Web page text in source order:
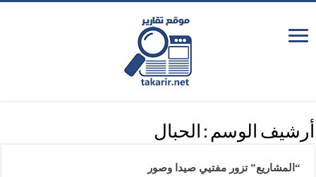
أرشيف الوسم : الحبال
“المشاريع” تزور مفتيي صيدا وصور